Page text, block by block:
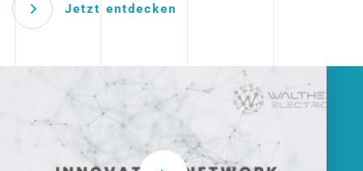
Jetzt entdecken